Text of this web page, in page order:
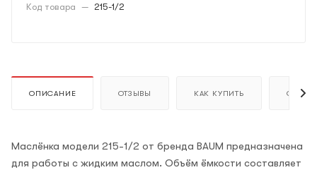
Код товара — 215-1/2
ОПИСАНИЕ ОТЗЫВЫ КАК КУПИТЬ ОПЛАТА
Маслёнка модели 215-1/2 от бренда BAUM предназначена
для работы с жидким маслом. Объём ёмкости составляет